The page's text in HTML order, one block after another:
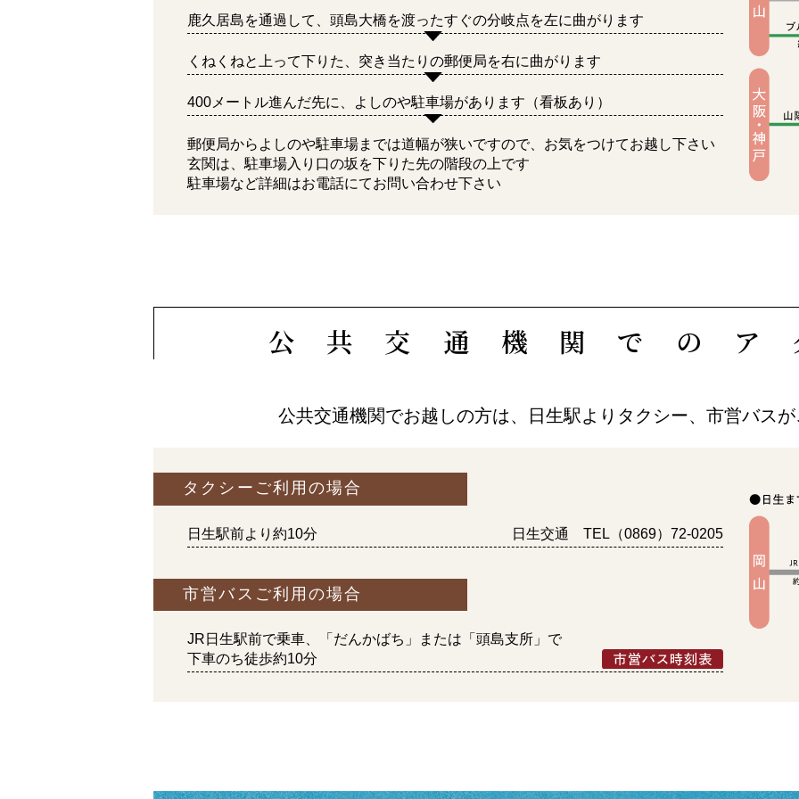
鹿久居島を通過して、頭島大橋を渡ったすぐの分岐点を左に曲がります
くねくねと上って下りた、突き当たりの郵便局を右に曲がります
400メートル進んだ先に、よしのや駐車場があります（看板あり）
郵便局からよしのや駐車場までは道幅が狭いですので、お気をつけてお越し下さい
玄関は、駐車場入り口の坂を下りた先の階段の上です
駐車場など詳細はお電話にてお問い合わせ下さい
公共交通機関での
公共交通機関でお越しの方は、日生駅よりタクシー、市営バス
タクシーご利用の場合
日生駅前より約10分 日生交通 TEL（0869）72-0205
市営バスご利用の場合
JR日生駅前で乗車、
「だんかばち」または「頭島支所」で
下車のち徒歩約10分